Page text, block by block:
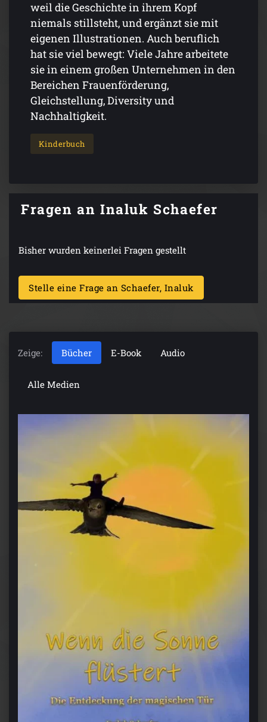
weil die Geschichte in ihrem Kopf
niemals stillsteht, und ergänzt sie mit
eigenen Illustrationen. Auch beruflich
hat sie viel bewegt: Viele Jahre arbeitete
sie in einem großen Unternehmen in den
Bereichen Frauenförderung,
Gleichstellung, Diversity und
Nachhaltigkeit.
Kinderbuch
Fragen an Inaluk Schaefer
Bisher wurden keinerlei Fragen gestellt
Stelle eine Frage an Schaefer, Inaluk
Zeige: Bücher E-Book Audio
Alle Medien